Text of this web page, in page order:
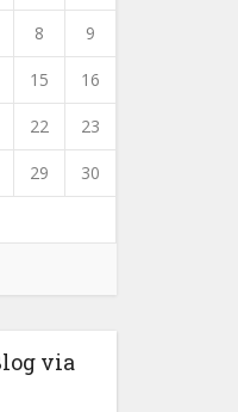
8 9
15 16
22 23
29 30
via